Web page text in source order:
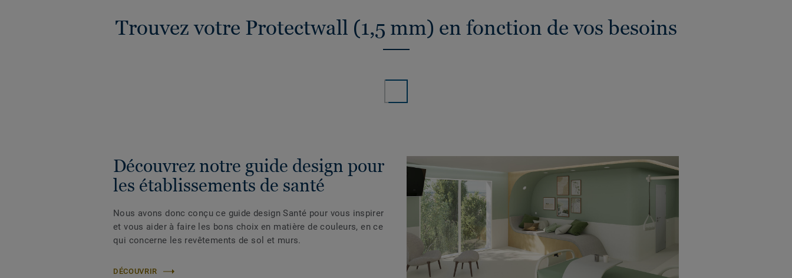
Trouvez votre Protectwall (1,5 mm) en fonction de vos besoins
Découvrez notre guide design pour
les établissements de santé
Nous avons donc conçu ce guide design Santé pour vous inspirer
et vous aider à faire les bons choix en matière de couleurs, en ce
qui concerne les revêtements de sol et murs.
DÉCOUVRIR